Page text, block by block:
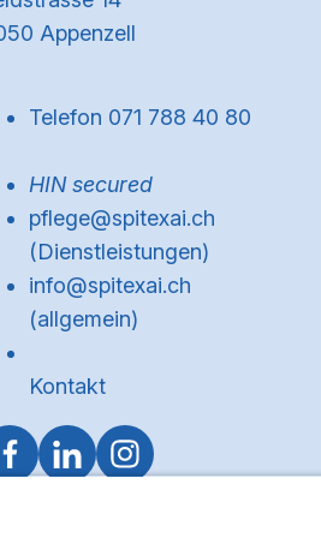
Appenzell
Telefon 071 788 40 80
HIN secured
pflege@spitexai.ch
(Dienstleistungen)
info@spitexai.ch
(allgemein)
Kontakt